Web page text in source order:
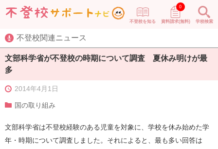
不登校を知る 資料請求(無料)
0
学校検索
不登校関連ニュース
文部科学省が不登校の時期について調査 夏休み明けが最
多
2014年4月1日
国の取り組み
文部科学省は不登校経験のある児童を対象に、学校を休み始めた学
年・時期について調査しました。それによると、最も多い回答は